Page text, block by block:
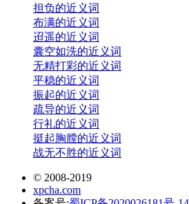
担负的近义词
布满的近义词
迢遥的近义词
囊空如洗的近义词
无精打彩的近义词
平稳的近义词
振起的近义词
疏导的近义词
行礼的近义词
挺起胸膛的近义词
战无不胜的近义词
© 2008-2019
xpcha.com